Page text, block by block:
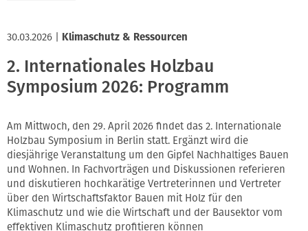
30.03.2026 Klimaschutz & Ressourcen
2. Internationales Holzbau
Symposium 2026: Programm
Am Mittwoch, den 29. April 2026 findet das 2. Internationale
Holzbau Symposium in Berlin statt. Ergänzt wird die
diesjährige Veranstaltung um den Gipfel Nachhaltiges Bauen
und Wohnen. In Fachvorträgen und Diskussionen referieren
und diskutieren hochkarätige Vertreterinnen und Vertreter
über den Wirtschaftsfaktor Bauen mit Holz für den
Klimaschutz und wie die Wirtschaft und der Bausektor vom
effektiven Klimaschutz profitieren können